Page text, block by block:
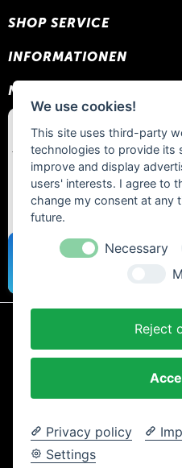
SHOP SERVICE
INFORMATIONEN
NEWSLETTER
* Alle Preise inkl. gesetzl.
Nachnahmegebühren, wenn nicht
AGB und
Widerrufsrecht
Copyright © 2024 Trailtoys Shop |
größten Auswahl der Marken
We use cookies!
This site uses third-party
technologies to provide its
improve and display
users' interests. I agree to
change my consent at any
future.
Necessary
Reject
Privacy policy
Settings